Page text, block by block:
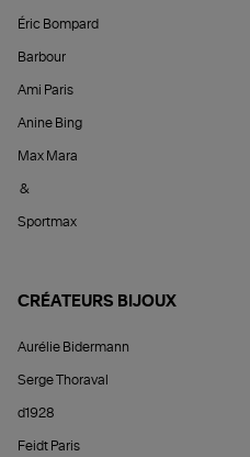
Éric Bompard
Barbour
Ami Paris
Anine Bing
Max Mara
&
Sportmax
CRÉATEURS BIJOUX
Aurélie Bidermann
Serge Thoraval
d1928
Feidt Paris